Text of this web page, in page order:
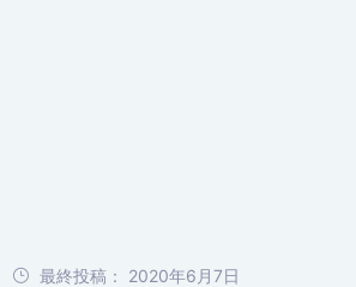
最終投稿： 2020年6月7日